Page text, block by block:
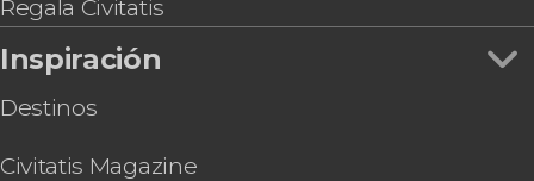
Regala Civitatis
Inspiración
Destinos
Civitatis Magazine